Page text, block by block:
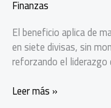
Finanzas
El beneficio aplica de
en siete divisas, sin
reforzando el
Santander,
Leer más »